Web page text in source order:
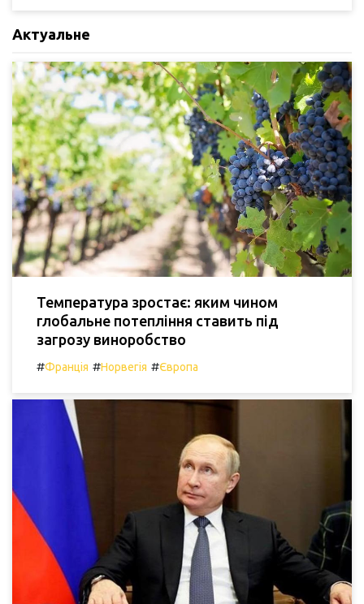
Актуальне
Температура зростає: яким чином
глобальне потепління ставить під
загрозу виноробство
#Франція #Норвегія #Європа